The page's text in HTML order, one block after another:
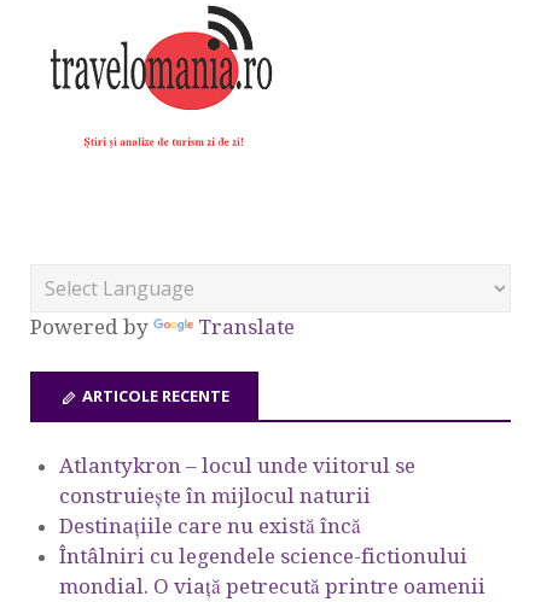
Powered by Translate
ARTICOLE RECENTE
Atlantykron – locul unde viitorul se
construiește în mijlocul naturii
Destinațiile care nu există încă
Întâlniri cu legendele science-fictionului
mondial. O viață petrecută printre oamenii